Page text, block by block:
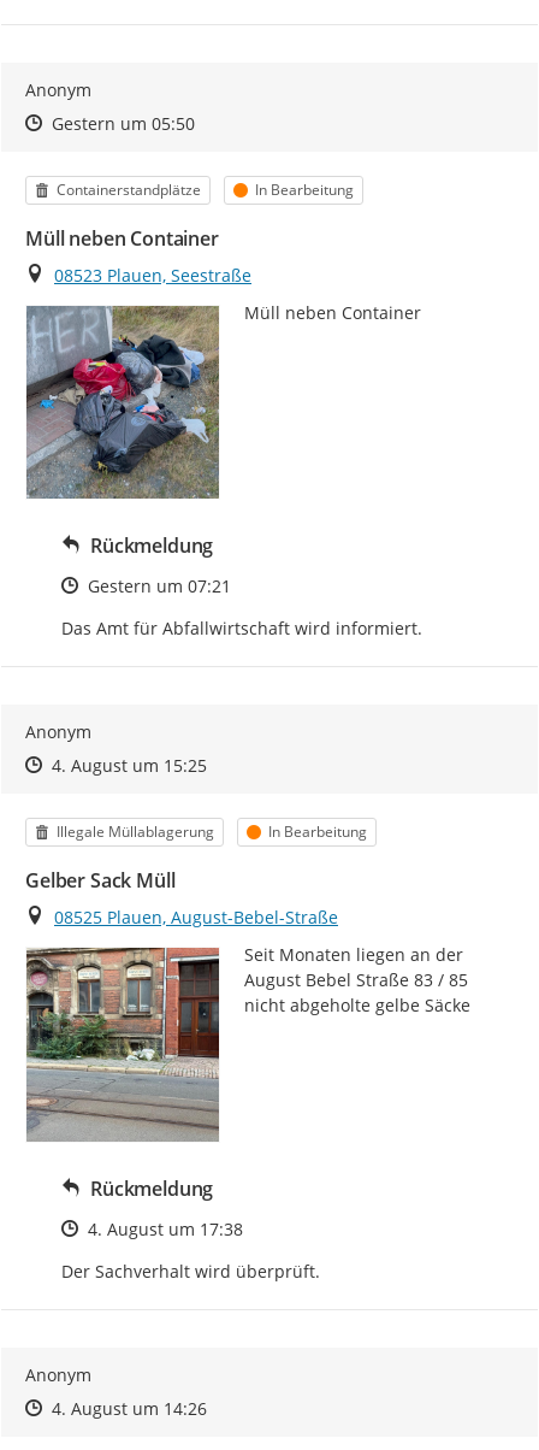
Anonym
Zeitpunkt des Erstellens
Zeitpunkt des Erstellens
Gestern um 05:50Zur Äußerung
Kategorie
Containerstandplätze Status
In Bearbeitung
Müll neben Container
Ort
08523 Plauen, Seestraße
Müll neben Container
Rückmeldung
Zeitpunkt des Erstellens
Gestern um 07:21
Das Amt für Abfallwirtschaft wird informiert.
Anonym
Zeitpunkt des Erstellens
Zeitpunkt des Erstellens
4. August um 15:25Zur Äußerung
Kategorie
Illegale Müllablagerung Status
In Bearbeitung
Gelber Sack Müll
Ort
08525 Plauen, August-Bebel-Straße
Seit Monaten liegen an der
August Bebel Straße 83 / 85
nicht abgeholte gelbe Säcke
Rückmeldung
Zeitpunkt des Erstellens
4. August um 17:38
Der Sachverhalt wird überprüft.
Anonym
Zeitpunkt des Erstellens
Zeitpunkt des Erstellens
4. August um 14:26Zur Äußerung